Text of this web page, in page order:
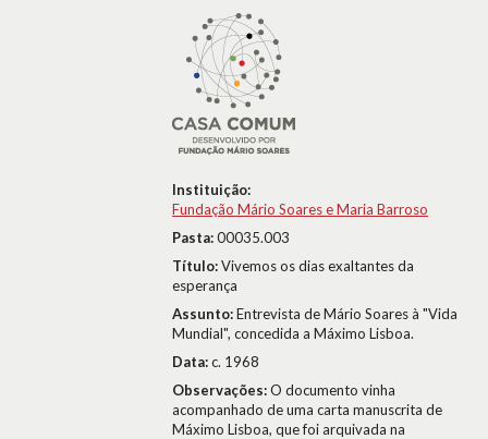
Instituição:
Fundação Mário Soares e Maria Barroso
Pasta:00035.003
Título:Vivemos os dias exaltantes da
esperança
Assunto:Entrevista de Mário Soares à "Vida
Mundial", concedida a Máximo Lisboa.
Data:c. 1968
Observações:O documento vinha
acompanhado de uma carta manuscrita de
Máximo Lisboa, que foi arquivada na